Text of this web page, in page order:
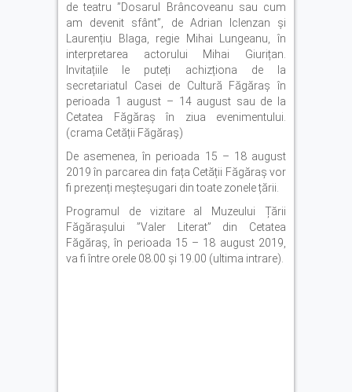
de teatru ”Dosarul Brâncoveanu sau cum
am devenit sfânt”, de Adrian Iclenzan și
Laurențiu Blaga, regie Mihai Lungeanu, în
interpretarea actorului Mihai Giurițan.
Invitațiile le puteți achizționa de la
secretariatul Casei de Cultură Făgăraș în
perioada 1 august – 14 august sau de la
Cetatea Făgăraș în ziua evenimentului.
(crama Cetății Făgăraș)
De asemenea, în perioada 15 – 18 august
2019 în parcarea din fața Cetății Făgăraș vor
fi prezenți meșteșugari din toate zonele țării.
Programul de vizitare al Muzeului Țării
Făgărașului ”Valer Literat” din Cetatea
Făgăraș, în perioada 15 – 18 august 2019,
va fi între orele 08.00 și 19.00 (ultima intrare).